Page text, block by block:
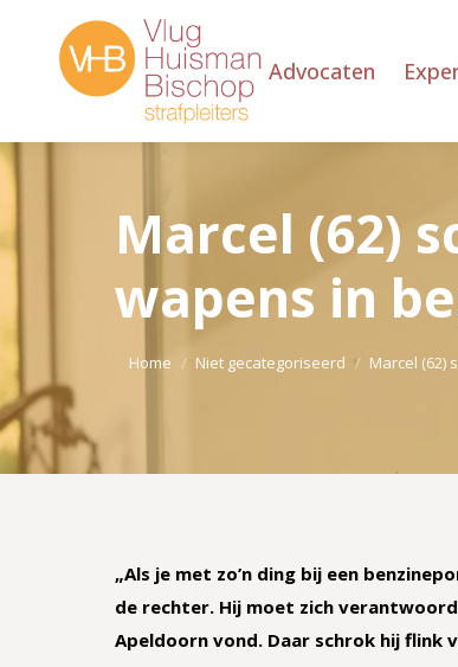
Advocaten
Marcel (62)
wapens in
Home Niet gecategoriseerd Marcel (62)
„Als je met zo’n ding bij een
de rechter. Hij moet zich
Apeldoorn vond. Daar schrok hij flink